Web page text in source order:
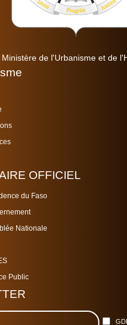
Ministère de l'Urbanisme et de
OFFICIEL
du Faso
Nationale
Public